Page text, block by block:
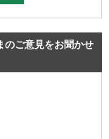
のご意見をお聞かせ